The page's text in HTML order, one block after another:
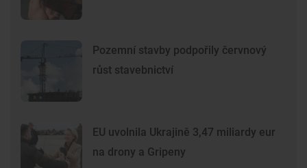
Pozemní stavby podpořily červnový
růst stavebnictví
EU uvolnila Ukrajině 3,47 miliardy eur
na drony a Gripeny